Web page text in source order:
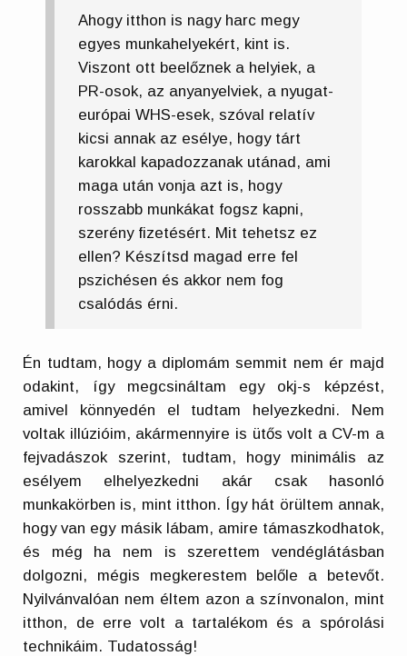
Ahogy itthon is nagy harc megy
egyes munkahelyekért, kint is.
Viszont ott beelőznek a helyiek, a
PR-osok, az anyanyelviek, a nyugat-
európai WHS-esek, szóval relatív
kicsi annak az esélye, hogy tárt
karokkal kapadozzanak utánad, ami
maga után vonja azt is, hogy
rosszabb munkákat fogsz kapni,
szerény fizetésért. Mit tehetsz ez
ellen? Készítsd magad erre fel
pszichésen és akkor nem fog
csalódás érni.
Én tudtam, hogy a diplomám semmit nem ér majd
odakint, így megcsináltam egy okj-s képzést,
amivel könnyedén el tudtam helyezkedni. Nem
voltak illúzióim, akármennyire is ütős volt a CV-m a
fejvadászok szerint, tudtam, hogy minimális az
esélyem elhelyezkedni akár csak hasonló
munkakörben is, mint itthon. Így hát örültem annak,
hogy van egy másik lábam, amire támaszkodhatok,
és még ha nem is szerettem vendéglátásban
dolgozni, mégis megkerestem belőle a betevőt.
Nyilvánvalóan nem éltem azon a színvonalon, mint
itthon, de erre volt a tartalékom és a spórolási
technikáim. Tudatosság!